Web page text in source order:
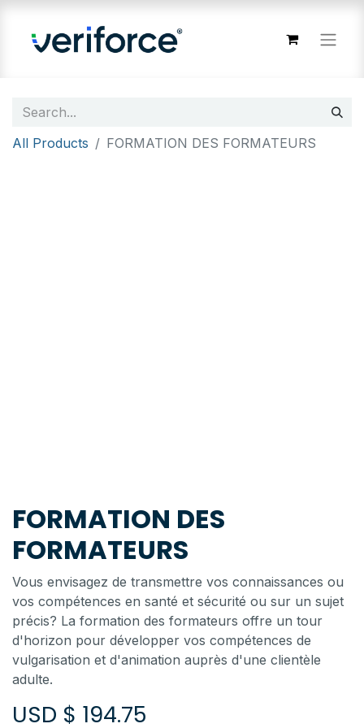
All Products FORMATION DES FORMATEURS
FORMATION DES
FORMATEURS
Vous envisagez de transmettre vos connaissances ou
vos compétences en santé et sécurité ou sur un sujet
précis? La formation des formateurs offre un tour
d'horizon pour développer vos compétences de
vulgarisation et d'animation auprès d'une clientèle
adulte.
USD $ 194.75